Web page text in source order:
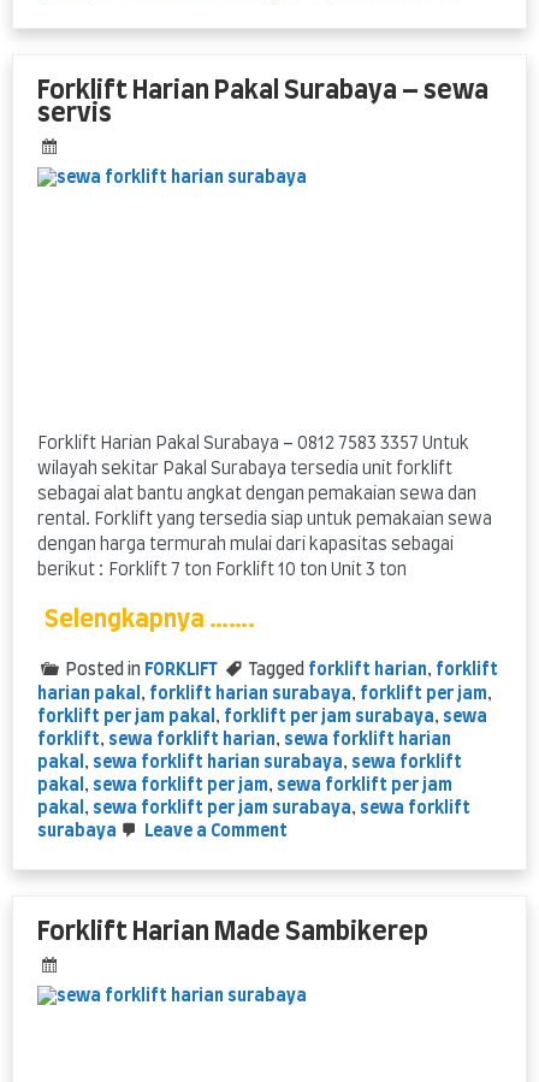
Jerawat,
Pakal,
Forklift Harian Pakal Surabaya – sewa
servis
Forklift Harian Pakal Surabaya – 0812 7583 3357 Untuk
wilayah sekitar Pakal Surabaya tersedia unit forklift
sebagai alat bantu angkat dengan pemakaian sewa dan
rental. Forklift yang tersedia siap untuk pemakaian sewa
dengan harga termurah mulai dari kapasitas sebagai
berikut : Forklift 7 ton Forklift 10 ton Unit 3 ton
Selengkapnya …….
Posted in FORKLIFT Tagged forklift harian, forklift
harian pakal , forklift harian surabaya, forklift per jam,
forklift per jam pakal , forklift per jam surabaya, sewa
forklift, sewa forklift harian, sewa forklift harian
pakal , sewa forklift harian surabaya, sewa forklift
pakal , sewa forklift per jam, sewa forklift per jam
pakal , sewa forklift per jam surabaya, sewa forklift
surabaya
Leave a Commenton
Surabaya
–
servis
Forklift Harian Made Sambikerep